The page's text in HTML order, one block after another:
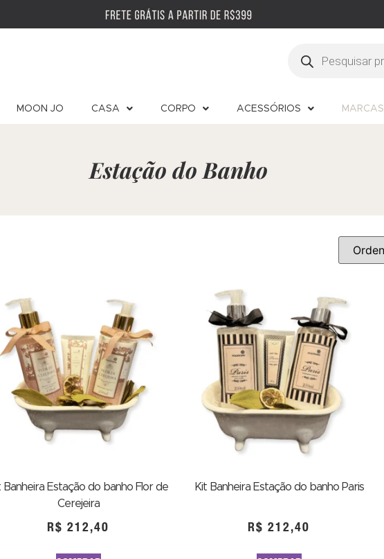
MOON JO CASA CORPO ACESSÓRIOS MARCAS
Estação do Banho
Banheira Estação do banho Flor de
Cerejeira
R$ 212,40
Kit Banheira Estação do banho Paris
R$ 212,40